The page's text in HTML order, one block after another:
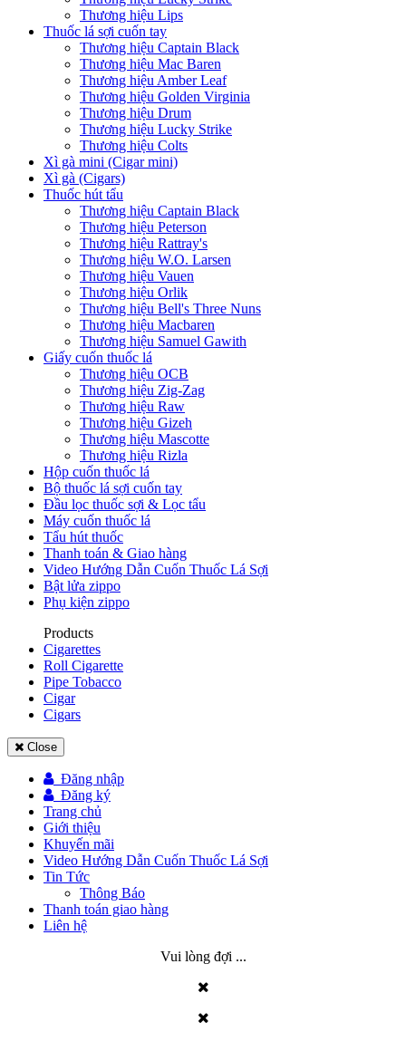
Thương hiệu Lips
Thuốc lá sợi cuốn tay
Thương hiệu Captain Black
Thương hiệu Mac Baren
Thương hiệu Amber Leaf
Thương hiệu Golden Virginia
Thương hiệu Drum
Thương hiệu Lucky Strike
Thương hiệu Colts
Xì gà mini (Cigar mini)
Xì gà (Cigars)
Thuốc hút tẩu
Thương hiệu Captain Black
Thương hiệu Peterson
Thương hiệu Rattray's
Thương hiệu W.O. Larsen
Thương hiệu Vauen
Thương hiệu Orlik
Thương hiệu Bell's Three Nuns
Thương hiệu Macbaren
Thương hiệu Samuel Gawith
Giấy cuốn thuốc lá
Thương hiệu OCB
Thương hiệu Zig-Zag
Thương hiệu Raw
Thương hiệu Gizeh
Thương hiệu Mascotte
Thương hiệu Rizla
Hộp cuốn thuốc lá
Bộ thuốc lá sợi cuốn tay
Đầu lọc thuốc sợi & Lọc tẩu
Máy cuốn thuốc lá
Tẩu hút thuốc
Thanh toán & Giao hàng
Video Hướng Dẫn Cuốn Thuốc Lá Sợi
Bật lửa zippo
Phụ kiện zippo
Products
Cigarettes
Roll Cigarette
Pipe Tobacco
Cigar
Cigars
Close
Đăng nhập
Đăng ký
Trang chủ
Giới thiệu
Khuyến mãi
Video Hướng Dẫn Cuốn Thuốc Lá Sợi
Tin Tức
Thông Báo
Thanh toán giao hàng
Liên hệ
Vui lòng đợi ...